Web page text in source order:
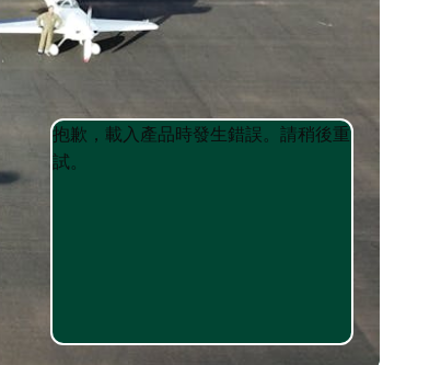
Product
List
Product
List
抱歉，載入產品時發生錯誤。請稍後重
試。